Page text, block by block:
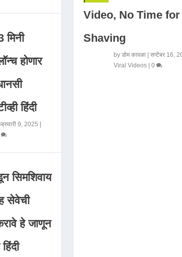
होणार
हिंदी
9, 2025
सिमशिवाय
सेवेची
हे जाणून
Video, No Time for
Shaving
by डोम कावळा| सप्टेंबर 16,
Viral Videos| 0